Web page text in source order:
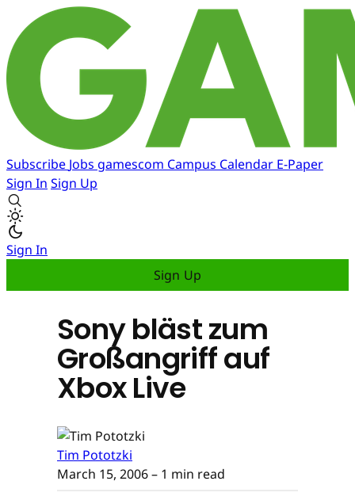
Subscribe Jobs gamescom Campus Calendar E-Paper
Sign In Sign Up
Sign In
Sign Up
Sony bläst zum
Großangriff auf
Xbox Live
Tim Pototzki
March 15, 2006– 1 min read